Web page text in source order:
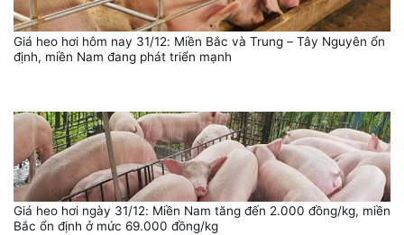
Giá heo hơi hôm nay 31/12: Miền Bắc và Trung – Tây Nguyên ổn
định, miền Nam đang phát triển mạnh
Giá heo hơi ngày 31/12: Miền Nam tăng đến 2.000 đồng/kg, miền
Bắc ổn định ở mức 69.000 đồng/kg